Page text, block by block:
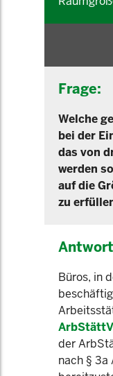
Frage:
Welche
bei der
das von
werden
auf die
zu
Büros, in
ArbStättV
der
nach § 3a